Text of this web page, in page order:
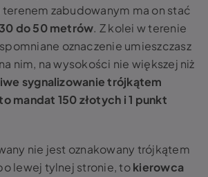
zabudowanym ma on stać
do 50 metrów. Z kolei w terenie
oznaczenie umieszczasz
nim, na wysokości nie większej niż
sygnalizowanie trójkątem
mandat 150 złotych i 1 punkt
nie jest oznakowany trójkątem
lewej tylnej stronie, tokierowca